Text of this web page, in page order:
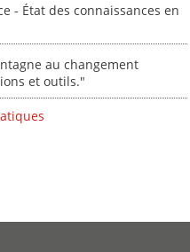
- État des connaissances en
au changement
et outils."